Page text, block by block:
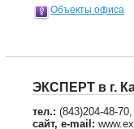
Объекты офиса
ЭКСПЕРТ в г.
тел.: (843)204-48-
сайт, e-mail: